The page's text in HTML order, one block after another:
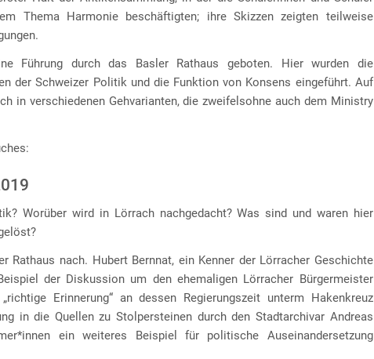
Thema Harmonie beschäftigten; ihre Skizzen zeigten teilweise
Führung durch das Basler Rathaus geboten. Hier wurden die
der Schweizer Politik und die Funktion von Konsens eingeführt. Auf
in verschiedenen Gehvarianten, die zweifelsohne auch dem Ministry
Worüber wird in Lörrach nachgedacht? Was sind und waren hier
Rathaus nach. Hubert Bernnat, ein Kenner der Lörracher Geschichte
der Diskussion um den ehemaligen Lörracher Bürgermeister
Erinnerung“ an dessen Regierungszeit unterm Hakenkreuz
in die Quellen zu Stolpersteinen durch den Stadtarchivar Andreas
ein weiteres Beispiel für politische Auseinandersetzung